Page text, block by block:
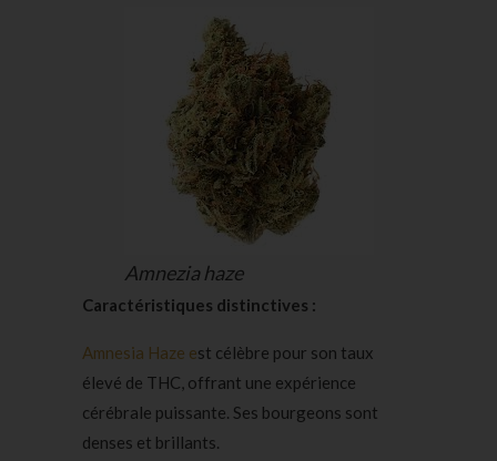
Amnezia haze
Caractéristiques distinctives :
Amnesia Haze est célèbre pour son taux
élevé de THC, offrant une expérience
cérébrale puissante. Ses bourgeons sont
denses et brillants.